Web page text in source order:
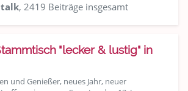
, 2419 Beiträge insgesamt
"lecker & lustig" in
und Genießer, neues Jahr, neuer